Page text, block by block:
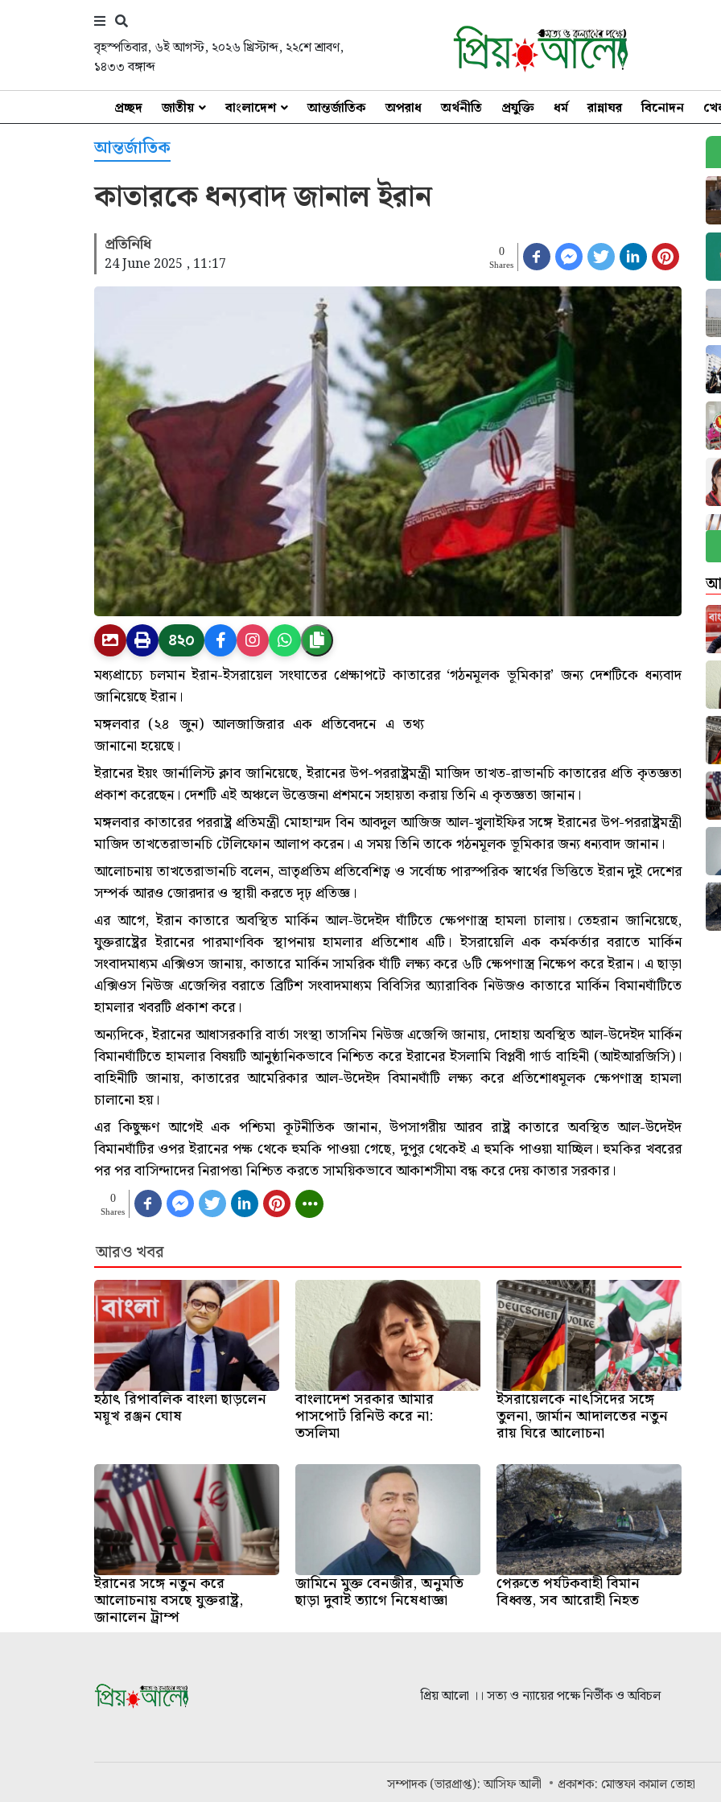
বৃহস্পতিবার, ৬ই আগস্ট, ২০২৬ খ্রিস্টাব্দ, ২২শে শ্রাবণ,
১৪৩৩ বঙ্গাব্দ
প্রচ্ছদ জাতীয় বাংলাদেশ আন্তর্জাতিক অপরাধ অর্থনীতি প্রযুক্তি ধর্ম রান্নাঘর বিনোদন
আন্তর্জাতিক
কাতারকে ধন্যবাদ জানাল ইরান
প্রতিনিধি
24 June 2025 , 11:17
0
Shares
৪২০
মধ্যপ্রাচ্যে চলমান ইরান-ইসরায়েল সংঘাতের প্রেক্ষাপটে কাতারের ‘গঠনমূলক ভূমিকার’ জন্য দেশটিকে ধন্যবাদ
জানিয়েছে ইরান।
মঙ্গলবার (২৪ জুন) আলজাজিরার এক প্রতিবেদনে এ তথ্য
জানানো হয়েছে।
ইরানের ইয়ং জার্নালিস্ট ক্লাব জানিয়েছে, ইরানের উপ-পররাষ্ট্রমন্ত্রী মাজিদ তাখত-রাভানচি কাতারের প্রতি কৃতজ্ঞতা
প্রকাশ করেছেন। দেশটি এই অঞ্চলে উত্তেজনা প্রশমনে সহায়তা করায় তিনি এ কৃতজ্ঞতা জানান।
মঙ্গলবার কাতারের পররাষ্ট্র প্রতিমন্ত্রী মোহাম্মদ বিন আবদুল আজিজ আল-খুলাইফির সঙ্গে ইরানের উপ-পররাষ্ট্রমন্ত্রী
মাজিদ তাখতেরাভানচি টেলিফোন আলাপ করেন। এ সময় তিনি তাকে গঠনমূলক ভূমিকার জন্য ধন্যবাদ জানান।
আলোচনায় তাখতেরাভানচি বলেন, ভ্রাতৃপ্রতিম প্রতিবেশিত্ব ও সর্বোচ্চ পারস্পরিক স্বার্থের ভিত্তিতে ইরান দুই দেশের
সম্পর্ক আরও জোরদার ও স্থায়ী করতে দৃঢ় প্রতিজ্ঞ।
এর আগে, ইরান কাতারে অবস্থিত মার্কিন আল-উদেইদ ঘাঁটিতে ক্ষেপণাস্ত্র হামলা চালায়। তেহরান জানিয়েছে,
যুক্তরাষ্ট্রের ইরানের পারমাণবিক স্থাপনায় হামলার প্রতিশোধ এটি। ইসরায়েলি এক কর্মকর্তার বরাতে মার্কিন
সংবাদমাধ্যম এক্সিওস জানায়, কাতারে মার্কিন সামরিক ঘাঁটি লক্ষ্য করে ৬টি ক্ষেপণাস্ত্র নিক্ষেপ করে ইরান। এ ছাড়া
এক্সিওস নিউজ এজেন্সির বরাতে ব্রিটিশ সংবাদমাধ্যম বিবিসির অ্যারাবিক নিউজও কাতারে মার্কিন বিমানঘাঁটিতে
হামলার খবরটি প্রকাশ করে।
অন্যদিকে, ইরানের আধাসরকারি বার্তা সংস্থা তাসনিম নিউজ এজেন্সি জানায়, দোহায় অবস্থিত আল-উদেইদ মার্কিন
বিমানঘাঁটিতে হামলার বিষয়টি আনুষ্ঠানিকভাবে নিশ্চিত করে ইরানের ইসলামি বিপ্লবী গার্ড বাহিনী (আইআরজিসি)।
বাহিনীটি জানায়, কাতারের আমেরিকার আল-উদেইদ বিমানঘাঁটি লক্ষ্য করে প্রতিশোধমূলক ক্ষেপণাস্ত্র হামলা
চালানো হয়।
এর কিছুক্ষণ আগেই এক পশ্চিমা কূটনীতিক জানান, উপসাগরীয় আরব রাষ্ট্র কাতারে অবস্থিত আল-উদেইদ
বিমানঘাঁটির ওপর ইরানের পক্ষ থেকে হুমকি পাওয়া গেছে, দুপুর থেকেই এ হুমকি পাওয়া যাচ্ছিল। হুমকির খবরের
পর পর বাসিন্দাদের নিরাপত্তা নিশ্চিত করতে সাময়িকভাবে আকাশসীমা বন্ধ করে দেয় কাতার সরকার।
0
Shares
আরও খবর
হঠাৎ রিপাবলিক বাংলা ছাড়লেন
ময়ূখ রঞ্জন ঘোষ
বাংলাদেশ সরকার আমার
পাসপোর্ট রিনিউ করে না:
তসলিমা
ইসরায়েলকে নাৎসিদের সঙ্গে
তুলনা, জার্মান আদালতের নতুন
রায় ঘিরে আলোচনা
ইরানের সঙ্গে নতুন করে
আলোচনায় বসছে যুক্তরাষ্ট্র,
জানালেন ট্রাম্প
জামিনে মুক্ত বেনজীর, অনুমতি
ছাড়া দুবাই ত্যাগে নিষেধাজ্ঞা
পেরুতে পর্যটকবাহী বিমান
বিধ্বস্ত, সব আরোহী নিহত
প্রিয় আলো ।। সত্য ও ন্যায়ের পক্ষে নির্ভীক ও অবিচল
সম্পাদক (ভারপ্রাপ্ত): আসিফ আলী প্রকাশক: মোস্তফা কামাল তোহা